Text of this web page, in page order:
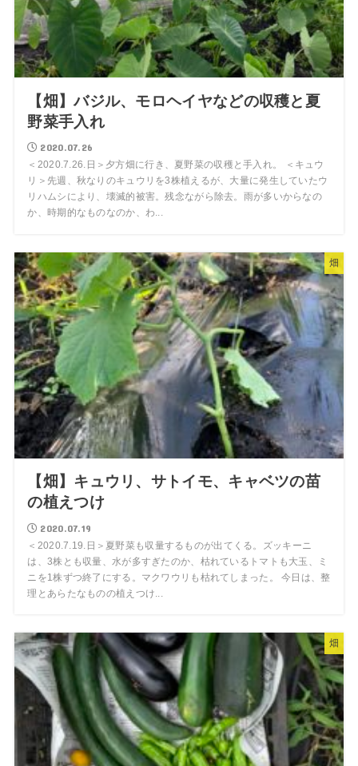
【畑】バジル、モロヘイヤなどの収穫と夏
野菜手入れ
2020.07.26
＜2020.7.26.日＞夕方畑に行き、夏野菜の収穫と手入れ。 ＜キュウ
リ＞先週、秋なりのキュウリを3株植えるが、大量に発生していたウ
リハムシにより、壊滅的被害。残念ながら除去。雨が多いからなの
か、時期的なものなのか、わ...
畑
【畑】キュウリ、サトイモ、キャベツの苗
の植えつけ
2020.07.19
＜2020.7.19.日＞夏野菜も収量するものが出てくる。ズッキーニ
は、3株とも収量、水が多すぎたのか、枯れているトマトも大玉、ミ
ニを1株ずつ終了にする。マクワウリも枯れてしまった。 今日は、整
理とあらたなものの植えつけ...
畑